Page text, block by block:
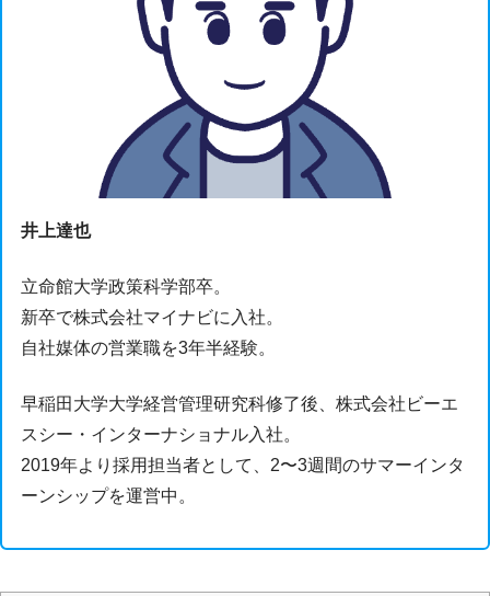
井上達也
立命館大学政策科学部卒。
新卒で株式会社マイナビに入社。
自社媒体の営業職を3年半経験。
早稲田大学大学経営管理研究科修了後、株式会社ビーエ
スシー・インターナショナル入社。
2019年より採用担当者として、2〜3週間のサマーインタ
ーンシップを運営中。